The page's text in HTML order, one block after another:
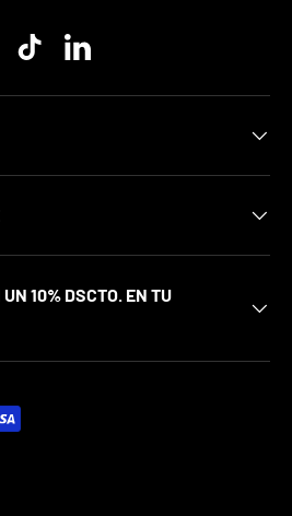
TikTokLinkedIn
10% DSCTO. EN TU